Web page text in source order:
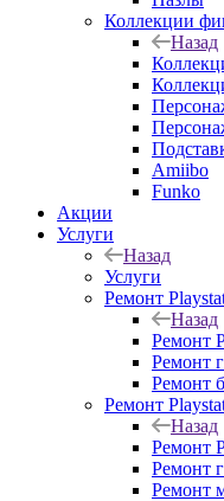
Коллекции
Назад
Amiibo
Funko
Акции
Услуги
Назад
Услуги
Ремонт
Назад
Ремонт
Ремонт
Ремонт
Ремонт
Назад
Ремонт
Ремонт
Ремонт